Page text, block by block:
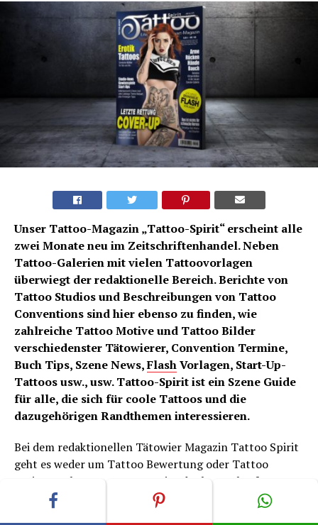
Unser Tattoo-Magazin „Tattoo-Spirit“ erscheint alle
zwei Monate neu im Zeitschriftenhandel. Neben
Tattoo-Galerien mit vielen Tattoovorlagen
überwiegt der redaktionelle Bereich. Berichte von
Tattoo Studios und Beschreibungen von Tattoo
Conventions sind hier ebenso zu finden, wie
zahlreiche Tattoo Motive und Tattoo Bilder
verschiedenster Tätowierer, Convention Termine,
Buch Tips, Szene News,FlashVorlagen, Start-Up-
Tattoos usw., usw. Tattoo-Spirit ist ein Szene Guide
für alle, die sich für coole Tattoos und die
dazugehörigen Randthemen interessieren.
Bei dem redaktionellen Tätowier Magazin Tattoo Spirit
geht es weder um Tattoo Bewertung oder Tattoo
Preise, noch um Tattoos gratis oder kostenlos freeware,
sondern vielmehr um coole Tattoo Vorlagen, -Motive